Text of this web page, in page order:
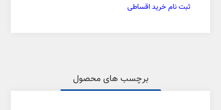
ثبت نام خرید اقساطی
برچسب های محصول